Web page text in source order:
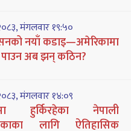
मंगलवार १९:५०
नयाँ कडाइ—अमेरिकामा
पाउन अब झन् कठिन?
मंगलवार १४:०९
हुर्किरहेका नेपाली
लागि ऐतिहासिक